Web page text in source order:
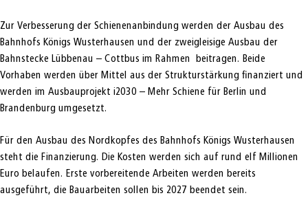
Zur Verbesserung der Schienenanbindung werden der Ausbau des
Bahnhofs Königs Wusterhausen und der zweigleisige Ausbau der
Bahnstecke Lübbenau – Cottbus im Rahmen beitragen. Beide
Vorhaben werden über Mittel aus der Strukturstärkung finanziert und
werden im Ausbauprojekt i2030 – Mehr Schiene für Berlin und
Brandenburg umgesetzt.
Für den Ausbau des Nordkopfes des Bahnhofs Königs Wusterhausen
steht die Finanzierung. Die Kosten werden sich auf rund elf Millionen
Euro belaufen. Erste vorbereitende Arbeiten werden bereits
ausgeführt, die Bauarbeiten sollen bis 2027 beendet sein.